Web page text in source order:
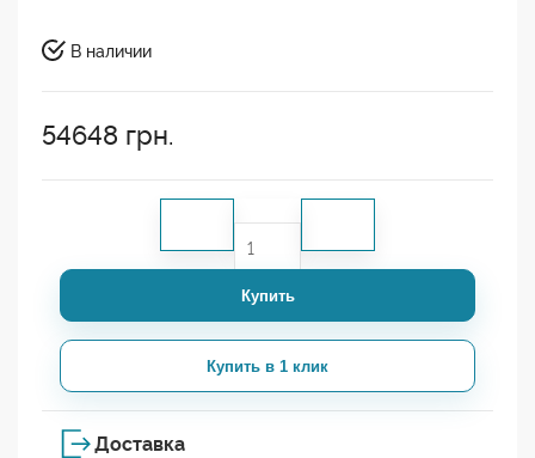
В наличии
54648 грн.
Купить
Купить в 1 клик
Доставка